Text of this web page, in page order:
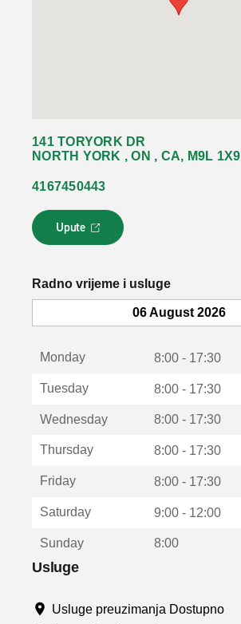
141 TORYORK DR
NORTH YORK , ON , CA, M9L 1X9
4167450443
Upute
L
i
k
o
u
u
Radno vrijeme i usluge
06 August 2026
Monday 8:00 - 17:30
Tuesday 8:00 - 17:30
Wednesday 8:00 - 17:30
Thursday 8:00 - 17:30
Friday 8:00 - 17:30
Saturday 9:00 - 12:00
Sunday 8:00
Usluge
Usluge preuzimanja Dostupno